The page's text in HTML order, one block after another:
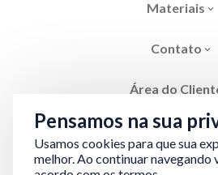
Materiais
Contato
Área do
Pensamos na sua
Usamos cookies para que sua
melhor. Ao continuar navegando